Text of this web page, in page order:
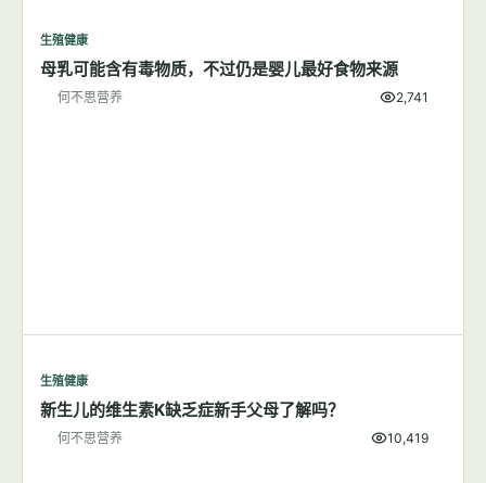
多囊卵巢综合征的饮食管理
何不思营养 9,939
母乳可能含有毒物质，不过仍是婴儿最好食物来源
何不思营养